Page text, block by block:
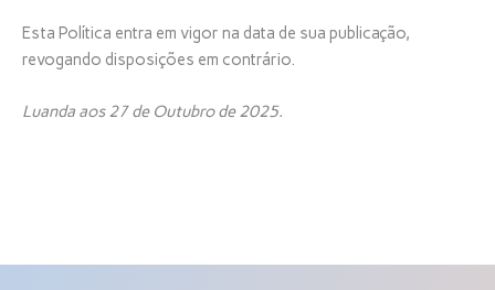
Esta Política entra em vigor na data de sua publicação,
revogando disposições em contrário.
Luanda aos 27 de Outubro de 2025.